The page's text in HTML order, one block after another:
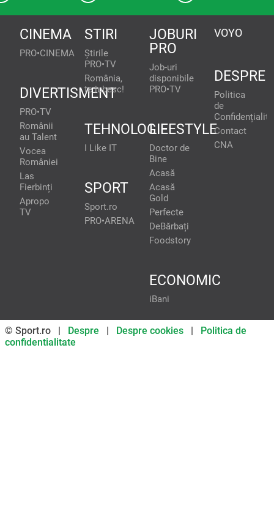
CINEMA
PRO•CINEMA
DIVERTISMENT
PRO•TV
Românii
au Talent
Vocea
României
Las
Fierbinți
Apropo
TV
STIRI
Știrile
PRO•TV
România,
te iubesc!
TEHNOLOGIE
I Like IT
SPORT
Sport.ro
PRO•ARENA
JOBURI
PRO
Job-uri
disponibile
PRO•TV
LIFESTYLE
Doctor de
Bine
Acasă
Acasă
Gold
Perfecte
DeBărbați
Foodstory
ECONOMIC
iBani
VOYO
DESPRE
Politica
de
Contact
CNA
© Sport.ro | Despre | Despre cookies | Politica de
confidentialitate